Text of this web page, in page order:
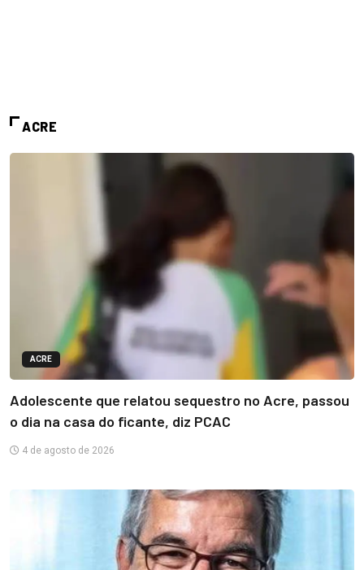
ACRE
ACRE
Adolescente que relatou sequestro no Acre, passou
o dia na casa do ficante, diz PCAC
4 de agosto de 2026